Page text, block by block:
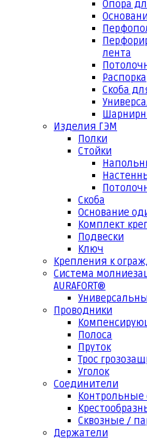
Опора
лента
Распорка
Скоба
Изделия ГЭМ
Полки
Стойки
Скоба
Основание
Комплект
Подвески
Ключ
Крепления к
Система
AURAFORT®
Проводники
Полоса
Пруток
Трос
Уголок
Соединители
Контрольные
Сквозные /
Держатели